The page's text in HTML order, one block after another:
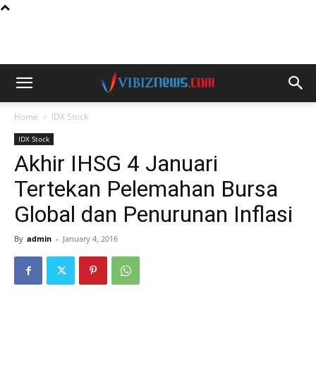
Home IDX Stock
IDX Stock
Akhir IHSG 4 Januari
Tertekan Pelemahan Bursa
Global dan Penurunan Inflasi
By admin - January 4, 2016